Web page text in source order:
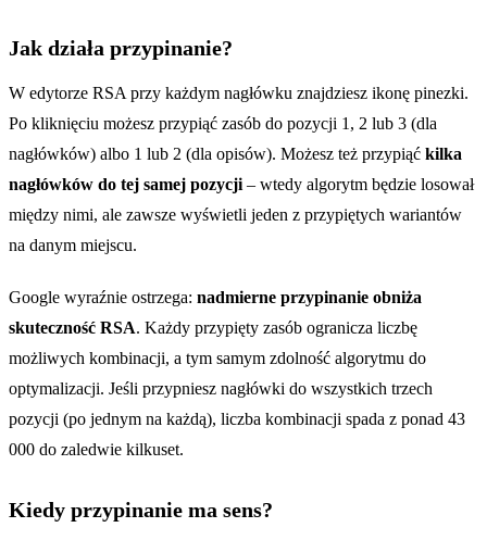
Jak działa przypinanie?
W edytorze RSA przy każdym nagłówku znajdziesz ikonę pinezki.
Po kliknięciu możesz przypiąć zasób do pozycji 1, 2 lub 3 (dla
nagłówków) albo 1 lub 2 (dla opisów). Możesz też przypiąć kilka
nagłówków do tej samej pozycji – wtedy algorytm będzie losował
między nimi, ale zawsze wyświetli jeden z przypiętych wariantów
na danym miejscu.
Google wyraźnie ostrzega: nadmierne przypinanie obniża
skuteczność RSA. Każdy przypięty zasób ogranicza liczbę
możliwych kombinacji, a tym samym zdolność algorytmu do
optymalizacji. Jeśli przypniesz nagłówki do wszystkich trzech
pozycji (po jednym na każdą), liczba kombinacji spada z ponad 43
000 do zaledwie kilkuset.
Kiedy przypinanie ma sens?